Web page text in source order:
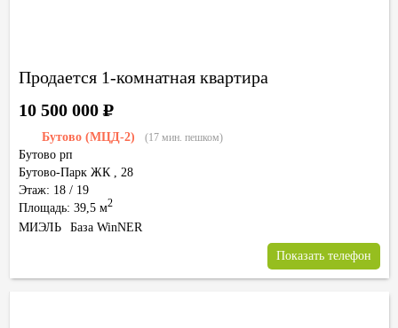
Продается 1-комнатная квартира
Бутово (МЦД-2) (17 мин. пешком)
Бутово рп
Бутово-Парк ЖК, 28
Этаж: 18 / 19
Площадь: 39,5 м2
10 500 000Р
МИЭЛЬ База WinNER
Показать телефон